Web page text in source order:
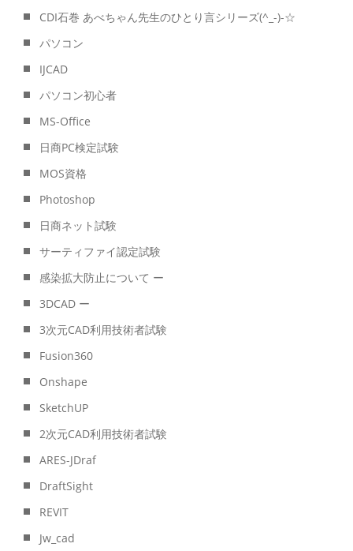
CDI石巻 あべちゃん先生のひとり言シリーズ(^_-)-☆
パソコン
IJCAD
パソコン初心者
MS-Office
日商PC検定試験
MOS資格
Photoshop
日商ネット試験
サーティファイ認定試験
感染拡大防止について ー
3DCAD ー
3次元CAD利用技術者試験
Fusion360
Onshape
SketchUP
2次元CAD利用技術者試験
ARES-JDraf
DraftSight
REVIT
Jw_cad